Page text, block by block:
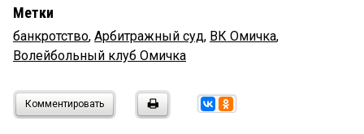
Метки
банкротство, Арбитражный суд, ВК Омичка,
Волейбольный клуб Омичка
Комментировать